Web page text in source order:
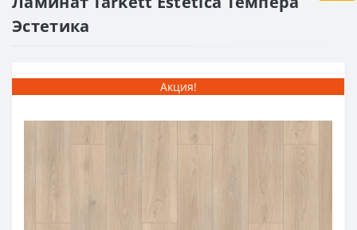
Эстетика
Акция!